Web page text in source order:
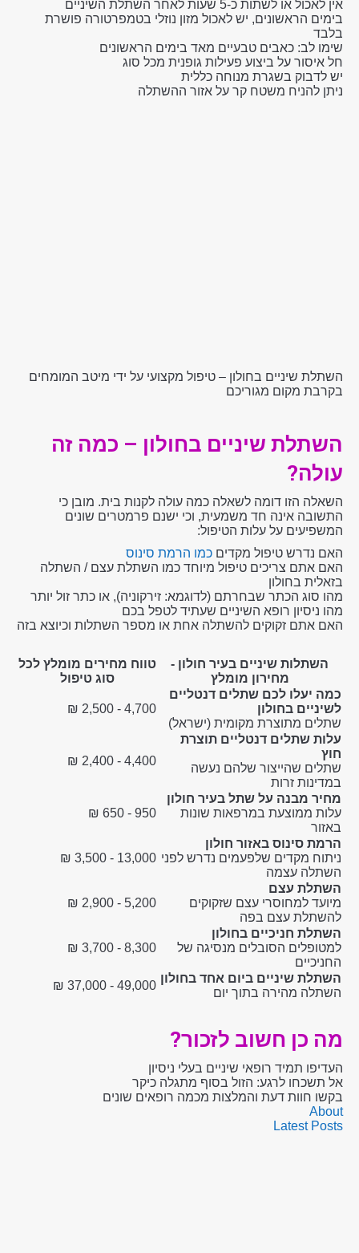
אין לאכול או לשתות כ-5 שעות לאחר השתלת השיניים
בימים הראשונים, יש לאכול מזון נוזלי בטמפרטורה פושרת
בלבד
שימו לב: כאבים טבעיים מאד בימים הראשונים
חל איסור על ביצוע פעילות גופנית מכל סוג
יש לדבוק בשגרת מנוחה כללית
ניתן להניח משטח קר על אזור ההשתלה
השתלת שיניים בחולון – טיפול מקצועי על ידי מיטב המומחים
בקרבת מקום מגוריכם
השתלת שיניים בחולון – כמה זה
עולה?
השאלה הזו דומה לשאלה כמה עולה לקנות בית. מובן כי
התשובה אינה חד משמעית, וכי ישנם פרמטרים שונים
המשפיעים על עלות הטיפול:
האם נדרש טיפול מקדים כמו הרמת סינוס
האם אתם צריכים טיפול מיוחד כמו השתלת עצם / השתלה
בזאלית בחולון
מהו סוג הכתר שבחרתם (לדוגמא: זירקוניה), או כתר זול יותר
מהו ניסיון רופא השיניים שעתיד לטפל בכם
האם אתם זקוקים להשתלה אחת או מספר השתלות וכיוצא בזה
השתלות שיניים בעיר חולון -
מחירון מומלץ
טווח מחירים מומלץ לכל
סוג טיפול
כמה יעלו לכם שתלים דנטליים
לשיניים בחולון
שתלים מתוצרת מקומית (ישראל)
4,700 - 2,500 ₪
עלות שתלים דנטליים תוצרת
חוץ
שתלים שהייצור שלהם נעשה
במדינות זרות
4,400 - 2,400 ₪
מחיר מבנה על שתל בעיר חולון
עלות ממוצעת במרפאות שונות
באזור
950 - 650 ₪
הרמת סינוס באזור חולון
ניתוח מקדים שלפעמים נדרש לפני
השתלה עצמה
13,000 - 3,500 ₪
השתלת עצם
מיועד למחוסרי עצם שזקוקים
להשתלת עצם בפה
5,200 - 2,900 ₪
השתלת חניכיים בחולון
למטופלים הסובלים מנסיגה של
החניכיים
8,300 - 3,700 ₪
השתלת שיניים ביום אחד בחולון
השתלה מהירה בתוך יום
49,000 - 37,000 ₪
מה כן חשוב לזכור?
העדיפו תמיד רופאי שיניים בעלי ניסיון
אל תשכחו לרגע: הזול בסוף מתגלה כיקר
בקשו חוות דעת והמלצות מכמה רופאים שונים
About
Latest Posts